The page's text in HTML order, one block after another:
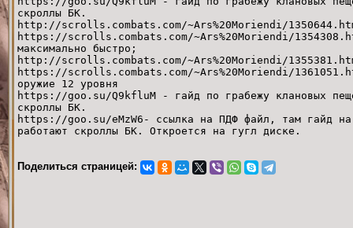
скроллы БК.
http://scrolls.combats.com/~Ars%20Moriendi/
https://scrolls.combats.com/~Ars%20Moriendi/
максимально быстро;
http://scrolls.combats.com/~Ars%20Moriendi/
https://scrolls.combats.com/~Ars%20Moriendi/
оружие 12 уровня
https://goo.su/Q9kfluM - гайд по грабежу клановых
скроллы БК.
https://goo.su/eMzW6- ссылка на ПДФ файл, там гайд
работают скроллы БК. Откроется на гугл диске.
Поделиться страницей: